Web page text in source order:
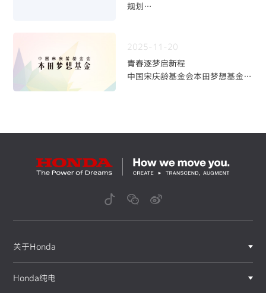
规划
2025-11-20
青春逐梦启新程
中国宋庆龄基金会本田梦想基金第
关于Honda
Honda纯电